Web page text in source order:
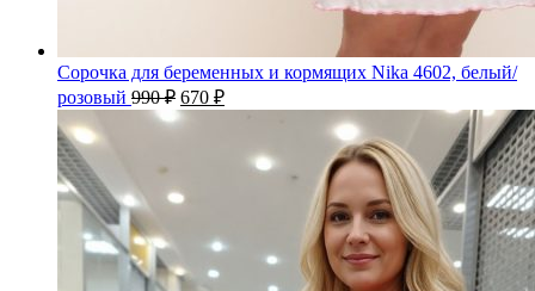
Сорочка для беременных и кормящих Nika 4602, белый/
розовый 990₽ 670 ₽